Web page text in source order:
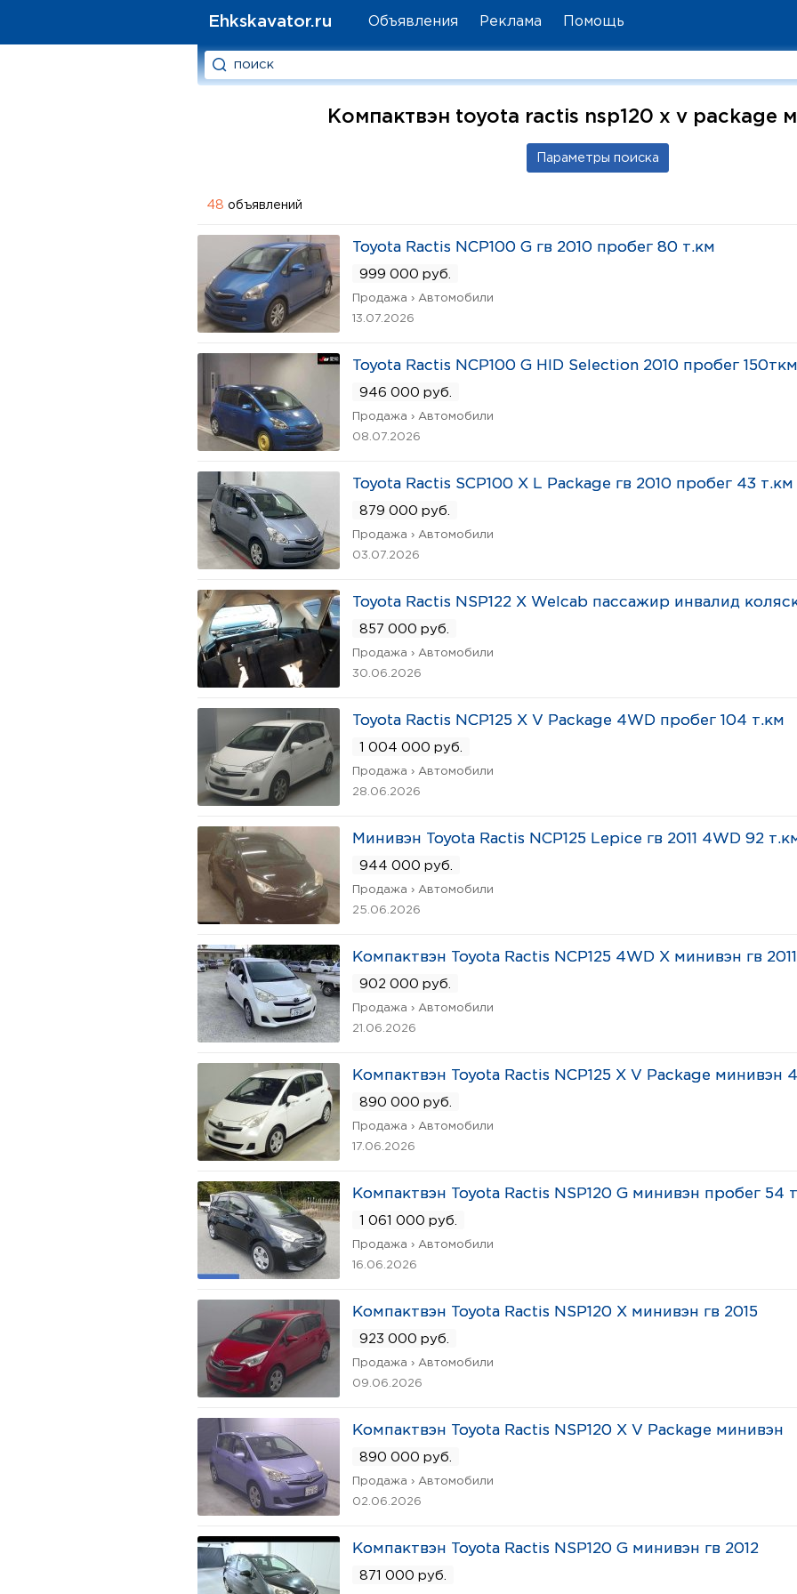
Ehkskavator.ru Объявления Реклама Помощь
Компактвэн toyota ractis nsp120 x v package
48 объявлений
Toyota Ractis NCP100 G гв 2010 пробег 80 т.км
999 000 руб.
Продажа › Автомобили
13.07.2026
Toyota Ractis NCP100 G HID Selection 2010 пробег 150ткм
946 000 руб.
Продажа › Автомобили
08.07.2026
Toyota Ractis SCP100 X L Package гв 2010 пробег 43 т.км
879 000 руб.
Продажа › Автомобили
03.07.2026
Toyota Ractis NSP122 X Welcab пассажир инвалид
857 000 руб.
Продажа › Автомобили
30.06.2026
Toyota Ractis NCP125 X V Package 4WD пробег 104 т.км
1 004 000 руб.
Продажа › Автомобили
28.06.2026
Минивэн Toyota Ractis NCP125 Lepice гв 2011 4WD 92
944 000 руб.
Продажа › Автомобили
25.06.2026
Компактвэн Toyota Ractis NCP125 4WD X минивэн гв 2011
902 000 руб.
Продажа › Автомобили
21.06.2026
Компактвэн Toyota Ractis NCP125 X V Package минивэн
890 000 руб.
Продажа › Автомобили
17.06.2026
Компактвэн Toyota Ractis NSP120 G минивэн пробег 54
1 061 000 руб.
Продажа › Автомобили
16.06.2026
Компактвэн Toyota Ractis NSP120 X минивэн гв 2015
923 000 руб.
Продажа › Автомобили
09.06.2026
Компактвэн Toyota Ractis NSP120 X V Package минивэн
890 000 руб.
Продажа › Автомобили
02.06.2026
Компактвэн Toyota Ractis NSP120 G минивэн гв 2012
871 000 руб.